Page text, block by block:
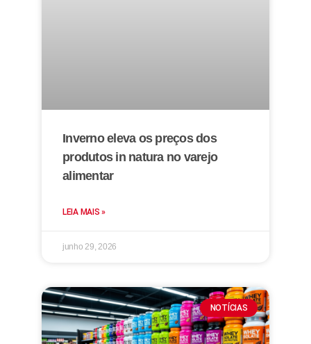
Inverno eleva os preços dos
produtos in natura no varejo
alimentar
LEIA MAIS »
junho 29, 2026
NOTÍCIAS